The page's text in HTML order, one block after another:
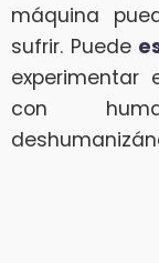
máquina
sufrir. Puede
experimentar
con